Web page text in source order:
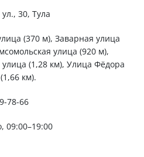
30, Тула
(370 м), Заварная улица
улица (920 м),
улица (1,28 км), Улица Фёдора
км).
78-66
09:00–19:00